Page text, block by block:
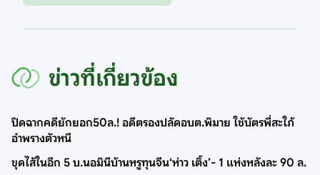
ข่าวที่เกี่ยวข้อง
ปิดฉากคดียักยอก50ล.! อดีตรองปลัดอบต.พิมาย ใช้บัตรพี่สะใภ้
อำพรางตัวหนี
ขุดไส้ในอีก 5 บ.นอมินีบ้านหรูทุนจีน‘ห่าว เติ้ง’- 1 แห่งหลังละ 90 ล.